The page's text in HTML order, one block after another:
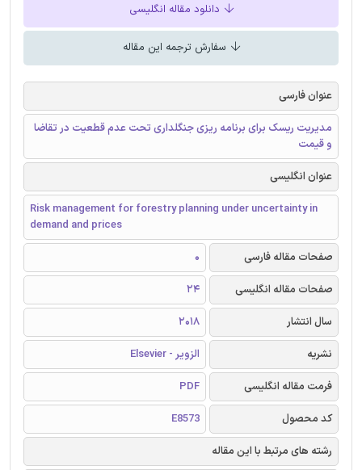
دانلود مقاله انگلیسی
سفارش ترجمه این مقاله
عنوان فارسی
مدیریت ریسک برای برنامه ریزی جنگلداری تحت عدم قطعیت در تقاضا
و قیمت
عنوان انگلیسی
Risk management for forestry planning under uncertainty in
demand and prices
صفحات مقاله فارسی
0
صفحات مقاله انگلیسی
24
سال انتشار
2018
نشریه
الزویر - Elsevier
فرمت مقاله انگلیسی
PDF
کد محصول
E8573
رشته های مرتبط با این مقاله